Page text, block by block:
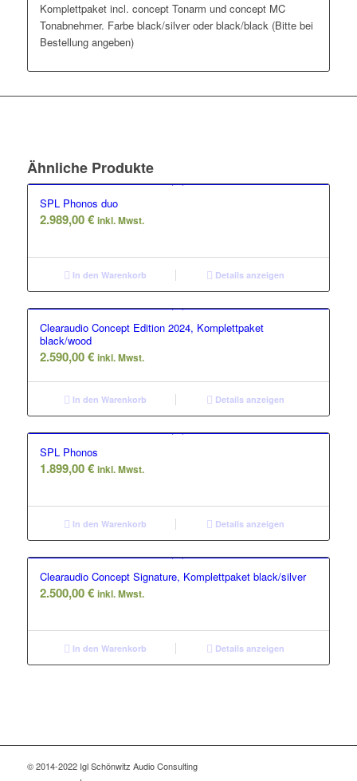
Komplettpaket incl. concept Tonarm und concept MC
Tonabnehmer. Farbe black/silver oder black/black (Bitte bei
Bestellung angeben)
Ähnliche Produkte
SPL Phonos duo
2.989,00€ inkl. Mwst.
In den Warenkorb Details anzeigen
Clearaudio Concept Edition 2024, Komplettpaket
black/wood
2.590,00€ inkl. Mwst.
In den Warenkorb Details anzeigen
SPL Phonos
1.899,00€ inkl. Mwst.
In den Warenkorb Details anzeigen
Clearaudio Concept Signature, Komplettpaket black/silver
2.500,00€ inkl. Mwst.
In den Warenkorb Details anzeigen
© 2014-2022 Igl Schönwitz Audio Consulting